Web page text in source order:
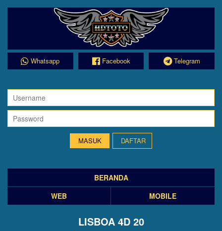
Whatsapp Facebook Telegram
DAFTAR
BERANDA
WEB
MOBILE
LISBOA 4D 20